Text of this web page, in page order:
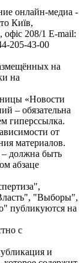
онлайн-медиа -
Київ,
208/1 E-mail:
205-43-00
на
на
«Новости
– обязательна
гиперссылка.
от
материалов.
– должна быть
абзаце
"Выборы",
публикуются на
с
и